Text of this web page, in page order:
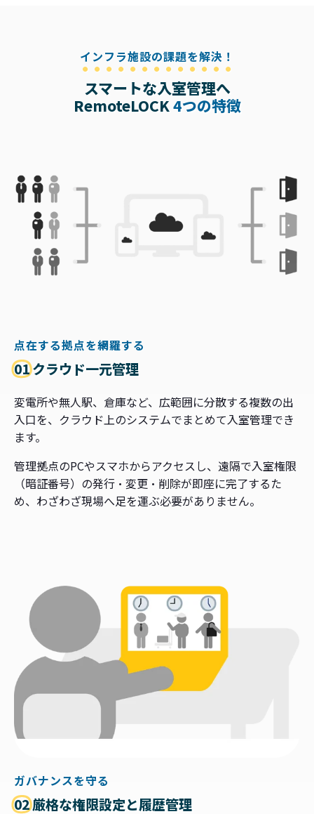
インフラ施設の課題を解決！
スマートな入室管理へ
RemoteLOCK 4つの特徴
点在する拠点を網羅する
01クラウド一元管理
変電所や無人駅、倉庫など、広範囲に分散する複数の出
入口を、クラウド上のシステムでまとめて入室管理でき
ます。
管理拠点のPCやスマホからアクセスし、遠隔で入室権限
（暗証番号）の発行・変更・削除が即座に完了するた
め、わざわざ現場へ足を運ぶ必要がありません。
ガバナンスを守る
02厳格な権限設定と履歴管理